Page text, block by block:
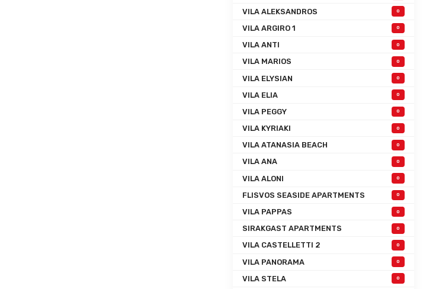
VILA ALEKSANDROS 0
VILA ARGIRO 1 0
VILA ANTI 0
VILA MARIOS 0
VILA ELYSIAN 0
VILA ELIA 0
VILA PEGGY 0
VILA KYRIAKI 0
VILA ATANASIA BEACH 0
VILA ANA 0
VILA ALONI 0
FLISVOS SEASIDE APARTMENTS 0
VILA PAPPAS 0
SIRAKGAST APARTMENTS 0
VILA CASTELLETTI 2 0
VILA PANORAMA 0
VILA STELA 0